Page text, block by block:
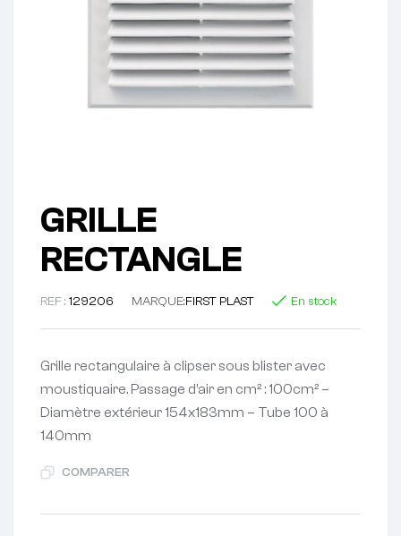
GRILLE
RECTANGLE
REF : 129206 MARQUE:FIRST PLAST En stock
Grille rectangulaire à clipser sous blister avec
moustiquaire. Passage d’air en cm² : 100cm² –
Diamètre extérieur 154x183mm – Tube 100 à
140mm
COMPARER